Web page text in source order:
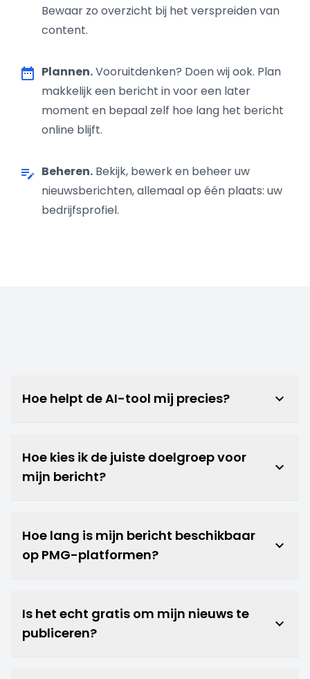
Bewaar zo overzicht bij het verspreiden van
content.
date_range Plannen.Vooruitdenken? Doen wij ook. Plan
makkelijk een bericht in voor een later
moment en bepaal zelf hoe lang het bericht
online blijft.
edit_note Beheren. Bekijk, bewerk en beheer uw
nieuwsberichten, allemaal op één plaats: uw
bedrijfsprofiel.
Hoe helpt de AI-tool mij precies? keyboard_arrow_down
Hoe kies ik de juiste doelgroep voor
mijn bericht?
keyboard_arrow_down
Hoe lang is mijn bericht beschikbaar
op PMG-platformen?
keyboard_arrow_down
Is het echt gratis om mijn nieuws te
publiceren?
keyboard_arrow_down